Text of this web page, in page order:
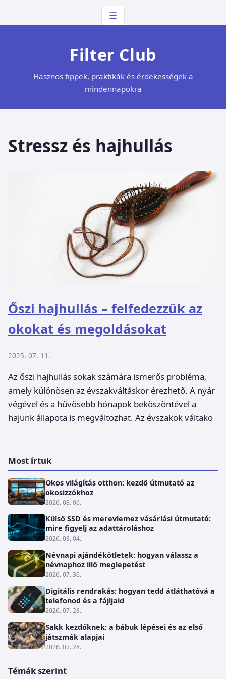
☰
Filter Club
Hasznos tippek, praktikák és érdekességek a
mindennapokra
Stressz és hajhullás
Őszi hajhullás – felfedezzük az
okokat és megoldásokat
2025. 07. 11.
Az őszi hajhullás sokak számára ismerős probléma,
amely különösen az évszakváltáskor érezhető. A nyár
végével és a hűvösebb hónapok beköszöntével a
hajunk állapota is megváltozhat. Az évszakok váltako
Most írtuk
Okos világítás otthon: kezdő útmutató az
okosizzókhoz
2026. 08. 06.
Külső SSD és merevlemez vásárlási útmutató:
mire figyelj az adattároláshoz
2026. 08. 04.
Névnapi ajándékötletek: hogyan válassz a
névnaphoz illő meglepetést
2026. 07. 30.
Digitális rendrakás: hogyan tedd átláthatóvá a
telefonod és a fájljaid
2026. 07. 28.
Sakk kezdőknek: a bábuk lépései és az első
játszmák alapjai
2026. 07. 28.
Témák szerint